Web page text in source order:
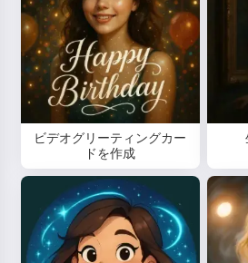
ビデオグリーティングカー
ドを作成